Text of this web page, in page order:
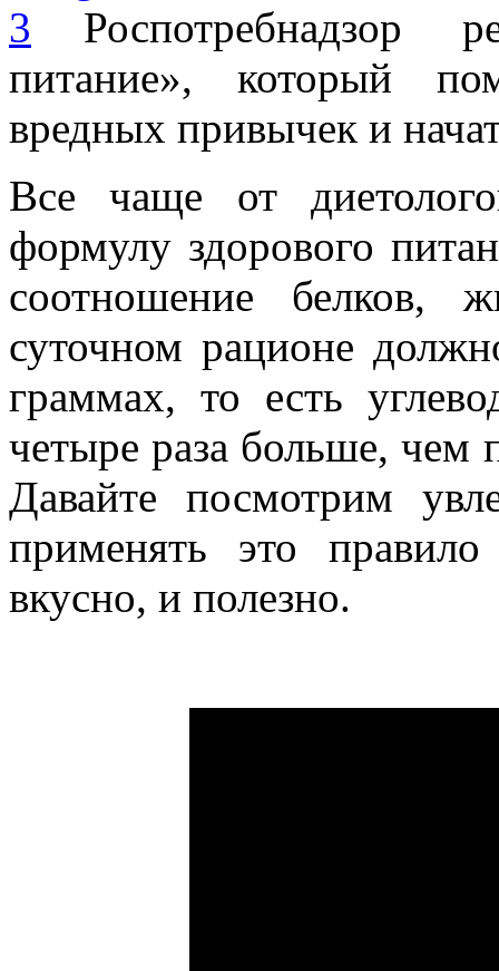
Роспотребнадзор
питание», который
вредных привычек и
Все чаще от
формулу здорового
соотношение
суточном рационе
граммах, то есть
четыре раза больше, чем
Давайте посмотрим
применять это
вкусно, и полезно.